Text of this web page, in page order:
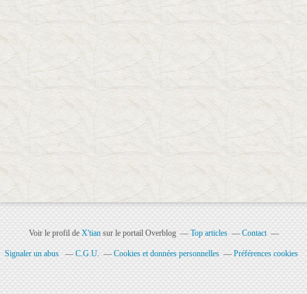
Voir le profil de X'tiansur le portail Overblog Top articles Contact
Signaler un abus C.G.U. Cookies et données personnelles Préférences cookies